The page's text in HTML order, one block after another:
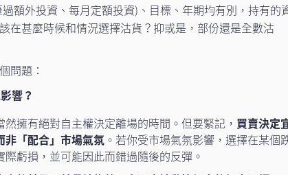
額外投資、每月定額投資)、目標、年期均有別，持有的
在甚麼時候和情況選擇沽貨？抑或是，部份還是全數沽
問題：
響？
擁有絕對自主權決定離場的時間。但要緊記， 買賣決定
非「配合」市場氣氛 。若你受市場氣氛影響，選擇在某個
虧損，並可能因此而錯過隨後的反彈。